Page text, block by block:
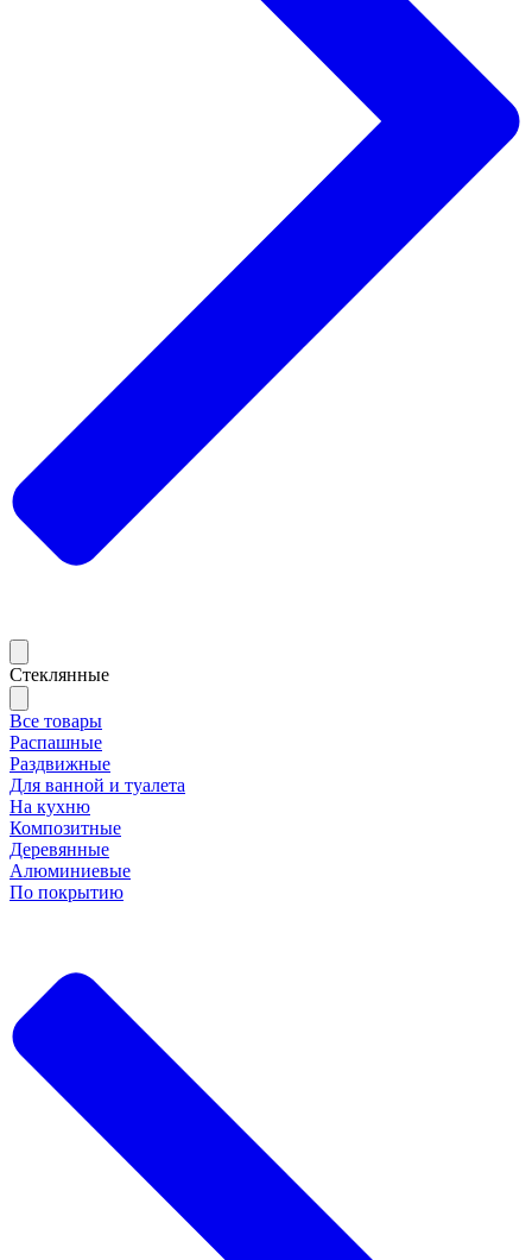
Стеклянные
Все товары
Распашные
Раздвижные
Для ванной и туалета
На кухню
Композитные
Деревянные
Алюминиевые
По покрытию